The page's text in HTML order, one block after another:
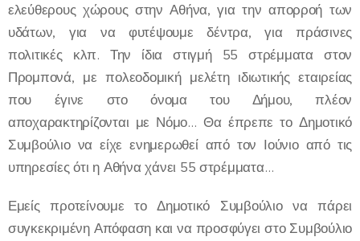
ελεύθερους χώρους στην Αθήνα, για την απορροή των
υδάτων, για να φυτέψουμε δέντρα, για πράσινες
πολιτικές κλπ. Την ίδια στιγμή 55 στρέμματα στον
Προμπονά, με πολεοδομική μελέτη ιδιωτικής εταιρείας
που έγινε στο όνομα του Δήμου, πλέον
αποχαρακτηρίζονται με Νόμο… Θα έπρεπε το Δημοτικό
Συμβούλιο να είχε ενημερωθεί από τον Ιούνιο από τις
υπηρεσίες ότι η Αθήνα χάνει 55 στρέμματα…
Εμείς προτείνουμε το Δημοτικό Συμβούλιο να πάρει
συγκεκριμένη Απόφαση και να προσφύγει στο Συμβούλιο